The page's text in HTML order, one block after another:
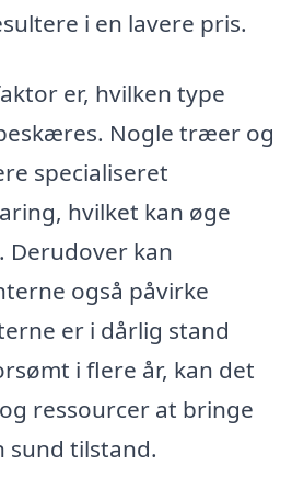
i en lavere pris.
er, hvilken type
Nogle træer og
specialiseret
hvilket kan øge
Derudover kan
også påvirke
er i dårlig stand
i flere år, kan det
ressourcer at bringe
sund tilstand.